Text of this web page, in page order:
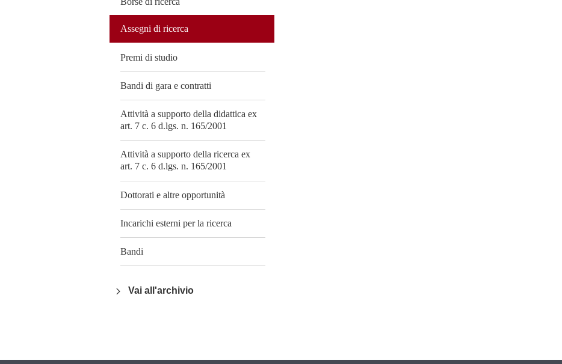
Assegni di ricerca
Premi di studio
Bandi di gara e contratti
Attività a supporto della didattica ex
art. 7 c. 6 d.lgs. n. 165/2001
Attività a supporto della ricerca ex
art. 7 c. 6 d.lgs. n. 165/2001
Dottorati e altre opportunità
Incarichi esterni per la ricerca
Bandi
Vai all'archivio